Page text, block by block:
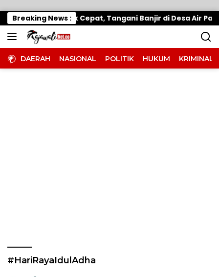
Breaking News :
Parimo Gerak Cepat, Tangani Banjir di Desa Air
DAERAH NASIONAL POLITIK HUKUM KRIMINAL
#HariRayaIdulAdha